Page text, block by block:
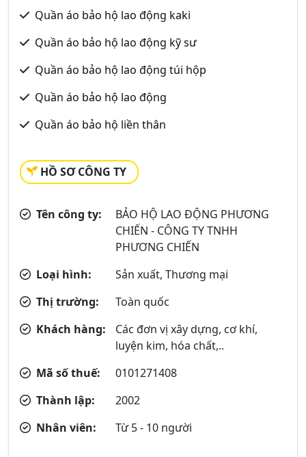
Quần áo bảo hộ lao động kaki
Quần áo bảo hộ lao động kỹ sư
Quần áo bảo hộ lao động túi hộp
Quần áo bảo hộ lao động
Quần áo bảo hộ liền thân
HỒ SƠ CÔNG TY
Tên công ty:
BẢO HỘ LAO ĐỘNG PHƯƠNG
CHIẾN - CÔNG TY TNHH
PHƯƠNG CHIẾN
Loại hình:
Sản xuất, Thương mại
Thị trường:
Toàn quốc
Khách hàng:
Các đơn vị xây dựng, cơ khí,
luyện kim, hóa chất,..
Mã số thuế:
0101271408
Thành lập:
2002
Nhân viên:
Từ 5 - 10 người